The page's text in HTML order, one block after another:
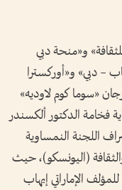
و«منحة دبي
– دبي» و«أوركسترا
لها في النسخة الـ18 من مهرجان «سوما كوم لاوديه»
فخامة الدكتور ألكسندر
اللجنة النمساوية
والثقافة (اليونسكو)، حيث
الإماراتي إيهاب